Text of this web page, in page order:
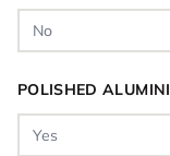
POLISHED